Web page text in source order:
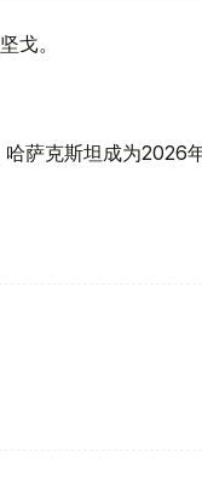
戈。
萨克斯坦成为2026